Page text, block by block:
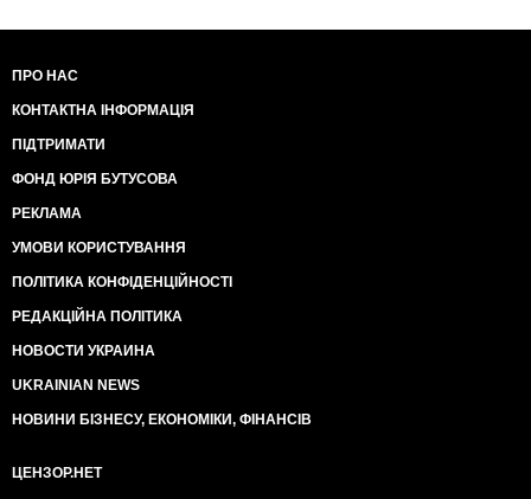
ПРО НАС
КОНТАКТНА ІНФОРМАЦІЯ
ПІДТРИМАТИ
ФОНД ЮРІЯ БУТУСОВА
РЕКЛАМА
УМОВИ КОРИСТУВАННЯ
ПОЛІТИКА КОНФІДЕНЦІЙНОСТІ
РЕДАКЦІЙНА ПОЛІТИКА
НОВОСТИ УКРАИНА
UKRAINIAN NEWS
НОВИНИ БІЗНЕСУ, ЕКОНОМІКИ, ФІНАНСІВ
ЦЕНЗОР.НЕТ